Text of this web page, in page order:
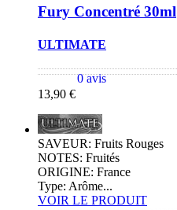
Fury Concentré 30ml
ULTIMATE
0 avis
13,90 €
SAVEUR: Fruits Rouges
NOTES: Fruités
ORIGINE: France
Type: Arôme...
VOIR LE PRODUIT